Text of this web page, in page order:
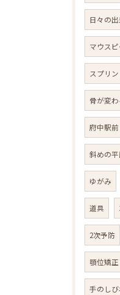
日々の
マウスピ
スプリン
骨が変わ
府中駅前
斜めの平
ゆがみ
道具
2次予防
顎位矯正
手のし